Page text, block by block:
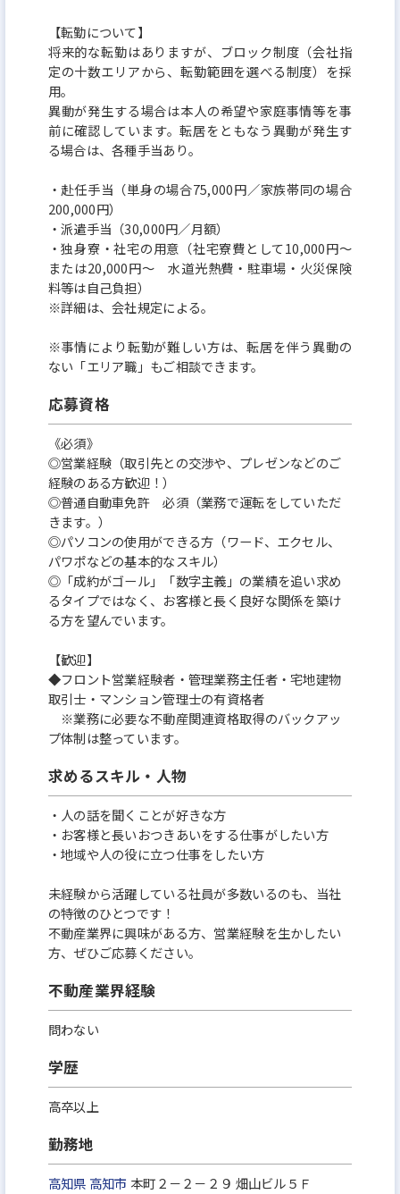
【転勤について】
将来的な転勤はありますが、ブロック制度（会社指
定の十数エリアから、転勤範囲を選べる制度）を採
用。
異動が発生する場合は本人の希望や家庭事情等を事
前に確認しています。転居をともなう異動が発生す
る場合は、各種手当あり。
・赴任手当（単身の場合75,000円／家族帯同の場合
200,000円）
・派遣手当（30,000円／月額）
・独身寮・社宅の用意（社宅寮費として10,000円～
または20,000円～ 水道光熱費・駐車場・火災保険
料等は自己負担）
※詳細は、会社規定による。
※事情により転勤が難しい方は、転居を伴う異動の
ない「エリア職」もご相談できます。
応募資格
《必須》
◎営業経験（取引先との交渉や、プレゼンなどのご
経験のある方歓迎！）
◎普通自動車免許 必須（業務で運転をしていただ
きます。）
◎パソコンの使用ができる方（ワード、エクセル、
パワポなどの基本的なスキル）
◎「成約がゴール」「数字主義」の業績を追い求め
るタイプではなく、お客様と長く良好な関係を築け
る方を望んでいます。
【歓迎】
◆フロント営業経験者・管理業務主任者・宅地建物
取引士・マンション管理士の有資格者
※業務に必要な不動産関連資格取得のバックアッ
プ体制は整っています。
求めるスキル・人物
・人の話を聞くことが好きな方
・お客様と長いおつきあいをする仕事がしたい方
・地域や人の役に立つ仕事をしたい方
未経験から活躍している社員が多数いるのも、当社
の特徴のひとつです！
不動産業界に興味がある方、営業経験を生かしたい
方、ぜひご応募ください。
不動産業界経験
問わない
学歴
高卒以上
勤務地
高知県 高知市 本町２－２－２９ 畑山ビル５Ｆ